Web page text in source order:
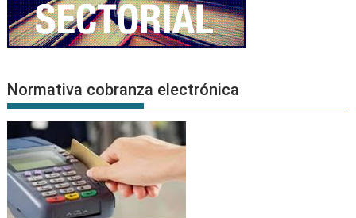
Normativa cobranza electrónica